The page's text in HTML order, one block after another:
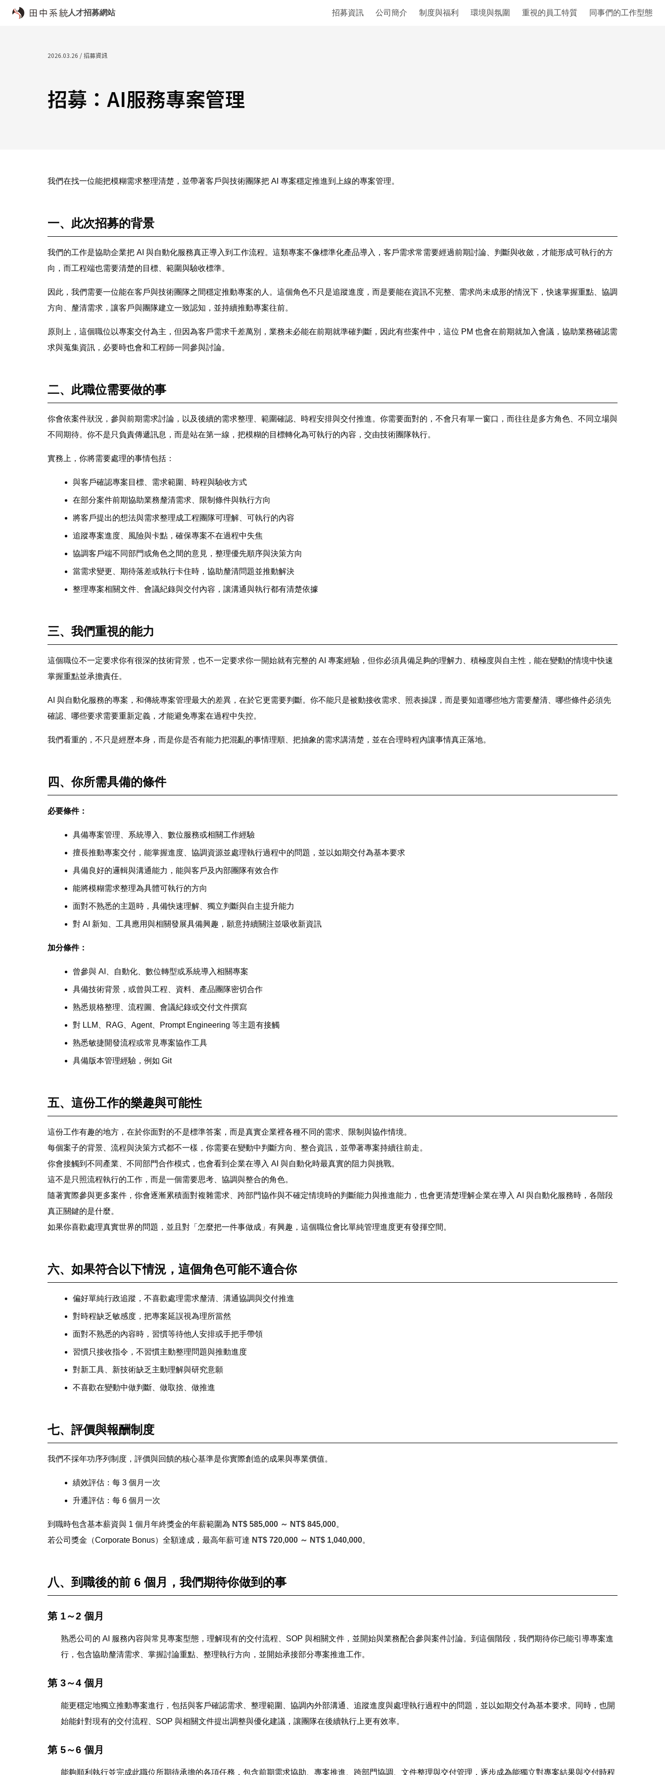
人才招募網站 招募資訊 公司簡介 制度與福利 環境與氛圍 重視的員工特質 同事們的工作型態
2026.03.26 / 招募資訊
招募：AI服務專案管理
我們在找一位能把模糊需求整理清楚，並帶著客戶與技術團隊把 AI 專案穩定推進到上線的專案管理。
一、此次招募的背景
我們的工作是協助企業把 AI 與自動化服務真正導入到工作流程。這類專案不像標準化產品導入，客戶需求常需要經過前期討論、判斷與收斂，才能形成可執行的方
向，而工程端也需要清楚的目標、範圍與驗收標準。
因此，我們需要一位能在客戶與技術團隊之間穩定推動專案的人。這個角色不只是追蹤進度，而是要能在資訊不完整、需求尚未成形的情況下，快速掌握重點、協調
方向、釐清需求，讓客戶與團隊建立一致認知，並持續推動專案往前。
原則上，這個職位以專案交付為主，但因為客戶需求千差萬別，業務未必能在前期就準確判斷，因此有些案件中，這位 PM 也會在前期就加入會議，協助業務確認需
求與蒐集資訊，必要時也會和工程師一同參與討論。
二、此職位需要做的事
你會依案件狀況，參與前期需求討論，以及後續的需求整理、範圍確認、時程安排與交付推進。你需要面對的，不會只有單一窗口，而往往是多方角色、不同立場與
不同期待。你不是只負責傳遞訊息，而是站在第一線，把模糊的目標轉化為可執行的內容，交由技術團隊執行。
實務上，你將需要處理的事情包括：
與客戶確認專案目標、需求範圍、時程與驗收方式
在部分案件前期協助業務釐清需求、限制條件與執行方向
將客戶提出的想法與需求整理成工程團隊可理解、可執行的內容
追蹤專案進度、風險與卡點，確保專案不在過程中失焦
協調客戶端不同部門或角色之間的意見，整理優先順序與決策方向
當需求變更、期待落差或執行卡住時，協助釐清問題並推動解決
整理專案相關文件、會議紀錄與交付內容，讓溝通與執行都有清楚依據
三、我們重視的能力
這個職位不一定要求你有很深的技術背景，也不一定要求你一開始就有完整的 AI 專案經驗，但你必須具備足夠的理解力、積極度與自主性，能在變動的情境中快速
掌握重點並承擔責任。
AI 與自動化服務的專案，和傳統專案管理最大的差異，在於它更需要判斷。你不能只是被動接收需求、照表操課，而是要知道哪些地方需要釐清、哪些條件必須先
確認、哪些要求需要重新定義，才能避免專案在過程中失控。
我們看重的，不只是經歷本身，而是你是否有能力把混亂的事情理順、把抽象的需求講清楚，並在合理時程內讓事情真正落地。
四、你所需具備的條件
必要條件：
具備專案管理、系統導入、數位服務或相關工作經驗
擅長推動專案交付，能掌握進度、協調資源並處理執行過程中的問題，並以如期交付為基本要求
具備良好的邏輯與溝通能力，能與客戶及內部團隊有效合作
能將模糊需求整理為具體可執行的方向
面對不熟悉的主題時，具備快速理解、獨立判斷與自主提升能力
對 AI 新知、工具應用與相關發展具備興趣，願意持續關注並吸收新資訊
加分條件：
曾參與 AI、自動化、數位轉型或系統導入相關專案
具備技術背景，或曾與工程、資料、產品團隊密切合作
熟悉規格整理、流程圖、會議紀錄或交付文件撰寫
對 LLM、RAG、Agent、Prompt Engineering 等主題有接觸
熟悉敏捷開發流程或常見專案協作工具
具備版本管理經驗，例如 Git
五、這份工作的樂趣與可能性
這份工作有趣的地方，在於你面對的不是標準答案，而是真實企業裡各種不同的需求、限制與協作情境。
每個案子的背景、流程與決策方式都不一樣，你需要在變動中判斷方向、整合資訊，並帶著專案持續往前走。
你會接觸到不同產業、不同部門合作模式，也會看到企業在導入 AI 與自動化時最真實的阻力與挑戰。
這不是只照流程執行的工作，而是一個需要思考、協調與整合的角色。
隨著實際參與更多案件，你會逐漸累積面對複雜需求、跨部門協作與不確定情境時的判斷能力與推進能力，也會更清楚理解企業在導入 AI 與自動化服務時，各階段
真正關鍵的是什麼。
如果你喜歡處理真實世界的問題，並且對「怎麼把一件事做成」有興趣，這個職位會比單純管理進度更有發揮空間。
六、如果符合以下情況，這個角色可能不適合你
偏好單純行政追蹤，不喜歡處理需求釐清、溝通協調與交付推進
對時程缺乏敏感度，把專案延誤視為理所當然
面對不熟悉的內容時，習慣等待他人安排或手把手帶領
習慣只接收指令，不習慣主動整理問題與推動進度
對新工具、新技術缺乏主動理解與研究意願
不喜歡在變動中做判斷、做取捨、做推進
七、評價與報酬制度
我們不採年功序列制度，評價與回饋的核心基準是你實際創造的成果與專業價值。
績效評估：每 3 個月一次
升遷評估：每 6 個月一次
到職時包含基本薪資與 1 個月年終獎金的年薪範圍為 NT$ 585,000 ～ NT$ 845,000。
若公司獎金（Corporate Bonus）全額達成，最高年薪可達 NT$ 720,000 ～ NT$ 1,040,000。
八、到職後的前 6 個月，我們期待你做到的事
第 1～2 個月
熟悉公司的 AI 服務內容與常見專案型態，理解現有的交付流程、SOP 與相關文件，並開始與業務配合參與案件討論。到這個階段，我們期待你已能引導專案進
行，包含協助釐清需求、掌握討論重點、整理執行方向，並開始承接部分專案推進工作。
第 3～4 個月
能更穩定地獨立推動專案進行，包括與客戶確認需求、整理範圍、協調內外部溝通、追蹤進度與處理執行過程中的問題，並以如期交付為基本要求。同時，也開
始能針對現有的交付流程、SOP 與相關文件提出調整與優化建議，讓團隊在後續執行上更有效率。
第 5～6 個月
能夠順利執行並完成此職位所期待承擔的各項任務，包含前期需求協助、專案推進、跨部門協調、文件整理與交付管理，逐步成為能獨立對專案結果與交付時程